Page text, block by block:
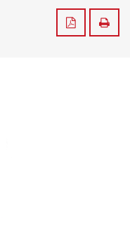
Zapisz do